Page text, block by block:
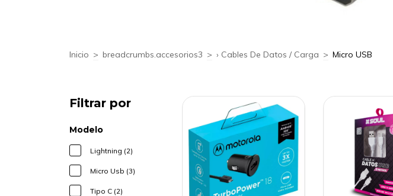
Inicio > breadcrumbs.accesorios3 > › Cables De Datos / Carga > Micro USB
Filtrar por
Modelo
Lightning (2)
Micro Usb (3)
Tipo C (2)